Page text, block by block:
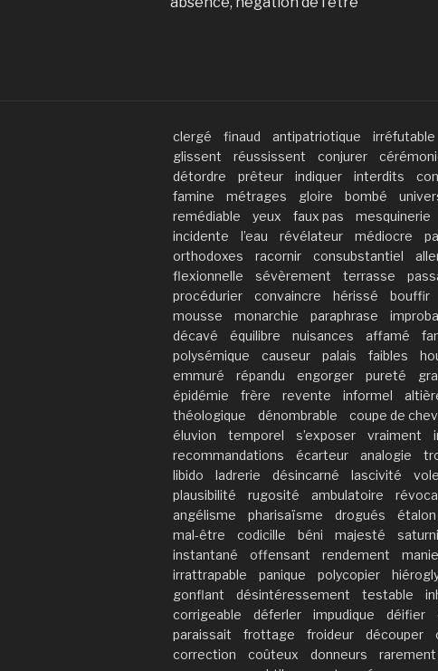
clergé finaud antipatriotique irréfutable
glissent
réussissent conjurer
détordre
prêteur indiquer interdits
famine
métrages gloire bombé
remédiable
yeux faux pas mesquinerie
incidente
l’eau révélateur médiocre
orthodoxes
racornir consubstantiel
flexionnelle
sévèrement terrasse
procédurier
convaincre hérissé bouffir
mousse
monarchie paraphrase
décavé
équilibre nuisances affamé
polysémique
causeur palais faibles
emmuré
répandu engorger pureté
épidémie
frère revente informel
théologique
dénombrable coupe de
éluvion
temporel s’exposer vraiment
recommandations
écarteur analogie
libido
ladrerie désincarné lascivité
plausibilité
rugosité ambulatoire
angélisme
pharisaïsme drogués étalon
mal-être
codicille béni majesté
instantané
offensant rendement
irrattrapable
panique polycopier
gonflant
désintéressement testable
corrigeable
déferler impudique déifier
paraissait
frottage froideur découper
correction
coûteux donneurs rarement